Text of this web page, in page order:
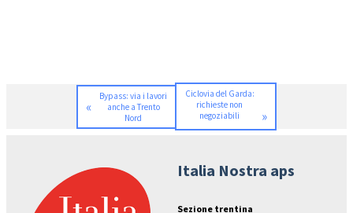
«
Bypass: via i lavori
anche a Trento
Nord
Ciclovia del Garda:
richieste non
negoziabili
»
Italia Nostra aps
Sezione trentina